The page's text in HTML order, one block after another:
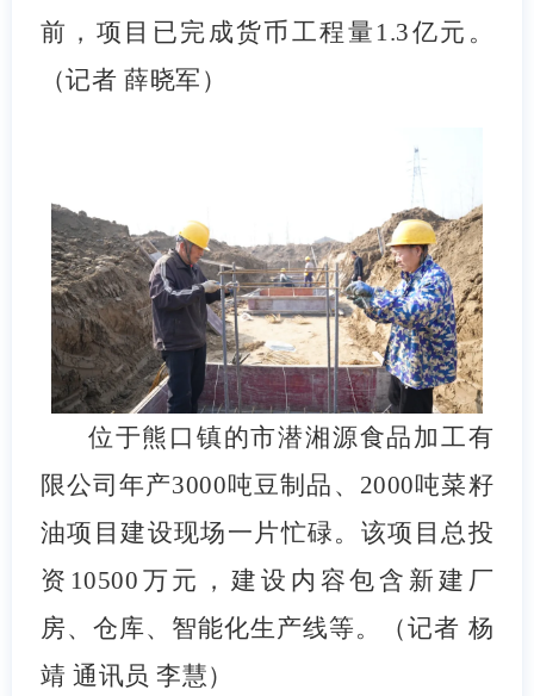
前，项目已完成货币工程量1.3亿元。
（记者 薛晓军）
位于熊口镇的市潜湘源食品加工有
限公司年产3000吨豆制品、2000吨菜籽
油项目建设现场一片忙碌。该项目总投
资10500万元，建设内容包含新建厂
房、仓库、智能化生产线等。（记者 杨
靖 通讯员 李慧）